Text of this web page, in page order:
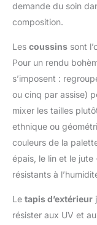
demande du soin
composition.
Les coussins sont
Pour un rendu
s’imposent :
ou cinq par assise)
mixer les tailles
ethnique ou
couleurs de la
épais, le lin et le
résistants à
Le tapis d’extérieur
résister aux UV et